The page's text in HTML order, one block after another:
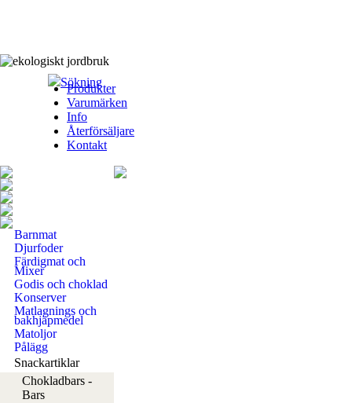
Sökning
Produkter
Varumärken
Info
Återförsäljare
Kontakt
Barnmat
Djurfoder
Färdigmat och
Mixer
Godis och choklad
Konserver
Matlagnings och
bakhjäpmedel
Matoljor
Pålägg
Snackartiklar
Chokladbars -
Bars